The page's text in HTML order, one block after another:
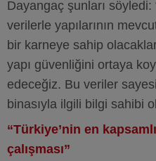
Dayangaç şunları
verilerle yapılarının
bir karneye sahip
yapı güvenliğini ortaya
edeceğiz. Bu veriler
binasıyla ilgili bilgi sahibi
“Türkiye’nin en
çalışması”